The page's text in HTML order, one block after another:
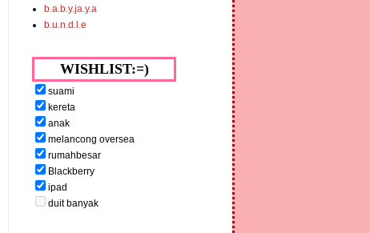
b.a.b.y.ja.y.a
b.u.n.d.l.e
WISHLIST:=)
suami
kereta
anak
melancong oversea
rumahbesar
Blackberry
ipad
duit banyak